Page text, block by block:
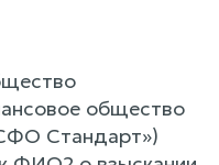
общество
Стандарт»)